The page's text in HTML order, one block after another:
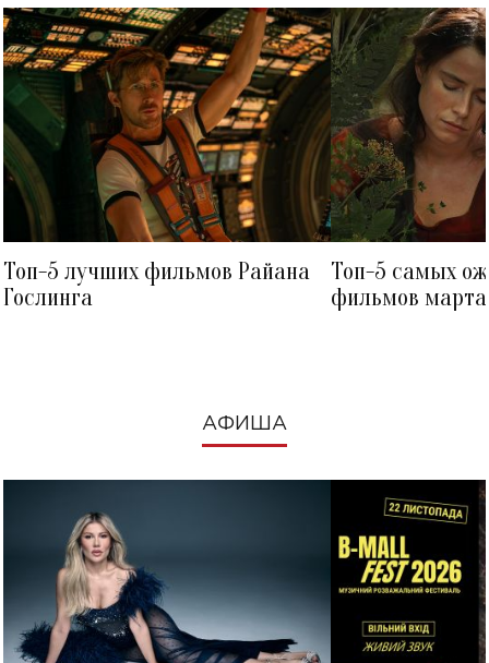
Топ-5 лучших фильмов Райана
Гослинга
Топ-5 самых
фильмов
АФИША